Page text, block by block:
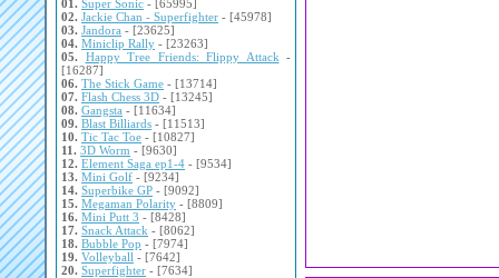
01. Super Sonic - [65995]
02. Jackie Chan - Superfighter - [45978]
03. Jandora - [23625]
04. Miniclip Rally - [23263]
05.
Happy Tree Friends: Flippy Attack -
[16287]
06. The Stick Game - [13714]
07. Flash Chess 3D - [13245]
08. Gangsta - [11634]
09. Blast Billiards - [11513]
10. Tic Tac Toe - [10827]
11. 3D Worm - [9630]
12. Element Saga ep1-4 - [9534]
13. Mini Golf - [9234]
14. Superbike GP - [9092]
15. Megaman Polarity - [8809]
16. Mini Putt 3 - [8428]
17. Snack Attack - [8062]
18. Bubble Pop - [7974]
19. Volleyball - [7642]
20. Superfighter - [7634]